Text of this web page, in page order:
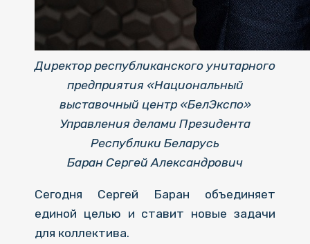
Директор республиканского унитарного
предприятия «Национальный
выставочный центр «БелЭкспо»
Управления делами Президента
Республики Беларусь
Баран Сергей Александрович
Сегодня Сергей Баран объединяет
единой целью и ставит новые задачи
для коллектива.